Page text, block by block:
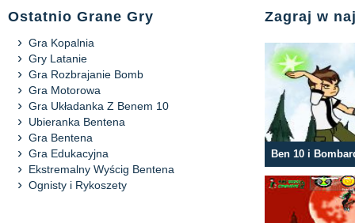
Ostatnio Grane Gry
Gra Kopalnia
Gry Latanie
Gra Rozbrajanie Bomb
Gra Motorowa
Gra Układanka Z Benem 10
Ubieranka Bentena
Gra Bentena
Gra Edukacyjna
Ekstremalny Wyścig Bentena
Ognisty i Rykoszety
Zagraj w